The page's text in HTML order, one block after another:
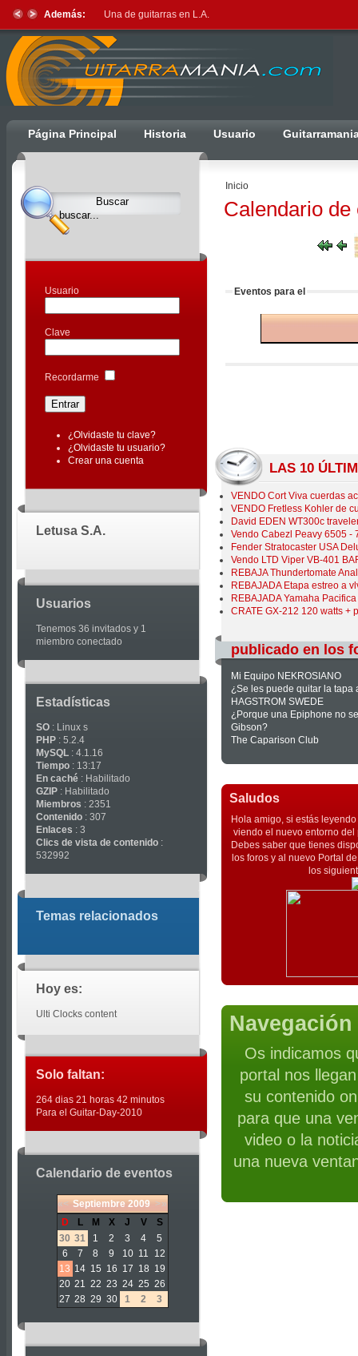
Además: Una de guitarras en L.A.
Página Principal Historia Usuario
Usuario
Clave
Recordarme
¿Olvidaste tu clave?
¿Olvidaste tu usuario?
Crear una cuenta
Letusa S.A.
Usuarios
Tenemos 36 invitados y 1
miembro conectado
Estadísticas
SO : Linux s
PHP : 5.2.4
MySQL : 4.1.16
Tiempo : 13:17
En caché : Habilitado
GZIP : Habilitado
Miembros : 2351
Contenido : 307
Enlaces : 3
Clics de vista de contenido :
532992
Temas relacionados
Hoy es:
Ulti
Clocks,
an
Ulti
Joomla
product
Extensions
Joomla
Templates
Joomla
Articles
Ulti Clocks content
Solo faltan:
264 dias 21 horas 42 minutos
Para el Guitar-Day-2010
Calendario de eventos
«< Septiembre 2009 >»
D
L M X J V
S
30 31 1 2 3 4
5
6
7 8 9 10 11
12
13 14 15 16 17 18 19
20 21 22 23 24 25 26
27 28 29 30 1 2 3
Inicio
Calendario de
Eventos para el
LAS 10
VENDO Cort Viva cuerdas
VENDO Fretless Kohler de
David EDEN WT300c
Vendo Cabezl Peavy 6505 -
Fender Stratocaster USA
Vendo LTD Viper VB-401
REBAJA Thundertomate
REBAJADA Etapa estreo a
REBAJADA Yamaha
CRATE GX-212 120 watts +
publicado en los
Mi Equipo NEKROSIANO
¿Se les puede quitar la tapa
HAGSTROM SWEDE
¿Porque una Epiphone no
Gibson?
The Caparison Club
Saludos
Hola amigo, si estás
viendo el nuevo entorno
Debes saber que tienes
los foros y al nuevo Portal
los
Os indicamos
portal nos
su contenido
para que una
video o la
una nueva